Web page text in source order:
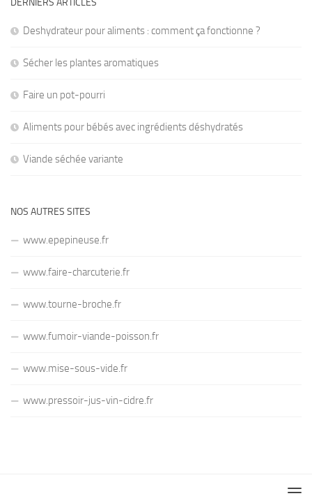
DERNIERS ARTICLES
Deshydrateur pour aliments : comment ça fonctionne ?
Sécher les plantes aromatiques
Faire un pot-pourri
Aliments pour bébés avec ingrédients déshydratés
Viande séchée variante
NOS AUTRES SITES
www.epepineuse.fr
www.faire-charcuterie.fr
www.tourne-broche.fr
www.fumoir-viande-poisson.fr
www.mise-sous-vide.fr
www.pressoir-jus-vin-cidre.fr